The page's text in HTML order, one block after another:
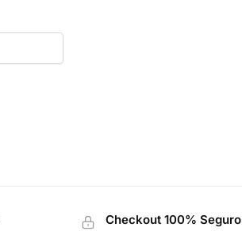
Checkout 100% Seguro